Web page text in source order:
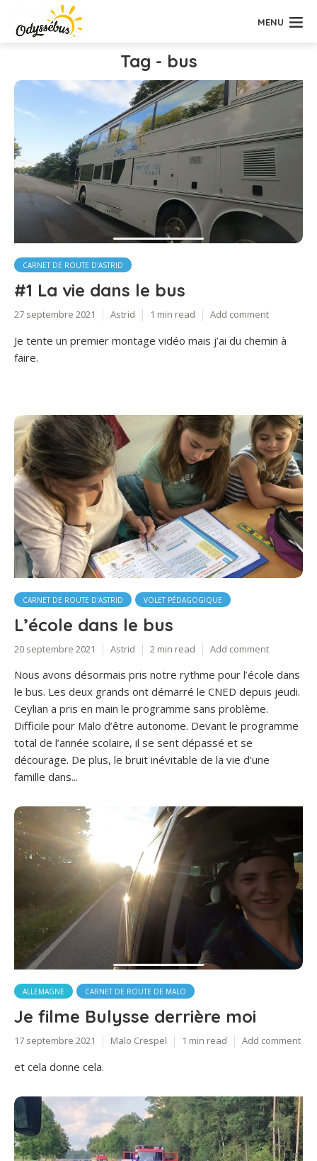
MENU
Tag - bus
CARNET DE ROUTE D'ASTRID
#1 La vie dans le bus
27 septembre 2021 Astrid 1 min read Add comment
Je tente un premier montage vidéo mais j’ai du chemin à
faire.
CARNET DE ROUTE D'ASTRID VOLET PÉDAGOGIQUE
L’école dans le bus
20 septembre 2021 Astrid 2 min read Add comment
Nous avons désormais pris notre rythme pour l’école dans
le bus. Les deux grands ont démarré le CNED depuis jeudi.
Ceylian a pris en main le programme sans problème.
Difficile pour Malo d’être autonome. Devant le programme
total de l’année scolaire, il se sent dépassé et se
décourage. De plus, le bruit inévitable de la vie d’une
famille dans...
ALLEMAGNE CARNET DE ROUTE DE MALO
Je filme Bulysse derrière moi
17 septembre 2021 Malo Crespel 1 min read Add comment
et cela donne cela.